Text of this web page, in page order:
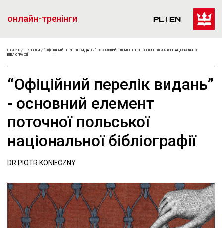
“Офіційний перелік
онлайн-тренінги PL | EN
СТАРТ /ТРЕНІНГИ /“ОФІЦІЙНИЙ ПЕРЕЛІК ВИДАНЬ” - ОСНОВНИЙ ЕЛЕМЕНТ ПОТОЧНОЇ ПОЛЬСЬКОЇ НАЦІОНАЛЬНОЇ
БІБЛІОГРАФІЇ
“Офіційний перелік видань”
- основний елемент
поточної польської
національної бібліографії
DR PIOTR KONIECZNY